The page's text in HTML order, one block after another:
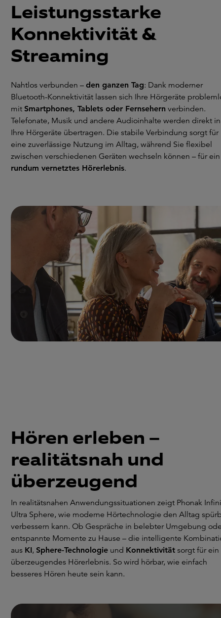
Leistungsstarke
Konnektivität &
Streaming
Nahtlos verbunden – den ganzen Tag: Dank moderner
Bluetooth-Konnektivität lassen sich Ihre Hörgeräte
mit Smartphones, Tablets oder Fernsehern verbinden.
Telefonate, Musik und andere Audioinhalte werden direkt in
Ihre Hörgeräte übertragen. Die stabile Verbindung sorgt für
eine zuverlässige Nutzung im Alltag, während Sie flexibel
zwischen verschiedenen Geräten wechseln können – für ein
rundum vernetztes Hörerlebnis.
Hören erleben –
realitätsnah und
überzeugend
In realitätsnahen Anwendungssituationen zeigt Phonak
Ultra Sphere, wie moderne Hörtechnologie den Alltag
verbessern kann. Ob Gespräche in belebter Umgebung
entspannte Momente zu Hause – die intelligente
aus KI, Sphere-Technologie und Konnektivität sorgt für ein
überzeugendes Hörerlebnis. So wird hörbar, wie einfach
besseres Hören heute sein kann.